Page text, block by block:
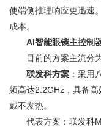
使端侧推理响应更迅速
成本。
AI智能眼镜主控制
目前的方案主流分为
联发科方案 ：采用
频高达2.2GHz，具备
戴不发热。
代表方案：联发科